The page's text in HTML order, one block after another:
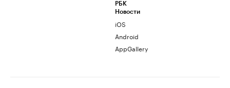
РБК
Новости
iOS
Android
AppGallery